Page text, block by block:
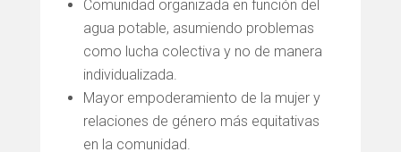
Comunidad organizada en función del
agua potable, asumiendo problemas
como lucha colectiva y no de manera
individualizada.
Mayor empoderamiento de la mujer y
relaciones de género más equitativas
en la comunidad.